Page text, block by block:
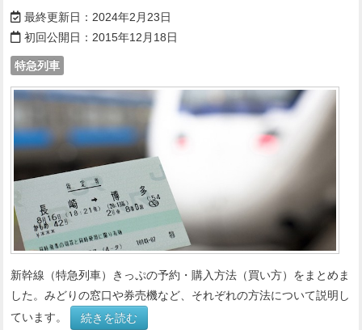
最終更新日： 2024年2月23日
初回公開日： 2015年12月18日
特急列車
新幹線（特急列車）きっぷの予約・購入方法（買い方）をまとめま
した。みどりの窓口や券売機など、それぞれの方法について説明し
ています。
続きを読む